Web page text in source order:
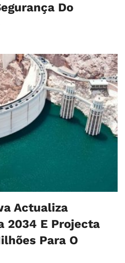
Do
Actualiza
2034 E Projecta
Para O